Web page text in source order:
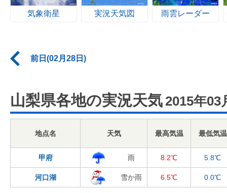
気象衛星 実況天気図 雨雲レーダー
前日(02月28日)
山梨県各地の実況天気 2015年03
地点名 天気 最高気温 最低気温
甲府 雨 8.2℃ 5.8℃
河口湖 雪か雨 6.5℃ 0.0℃